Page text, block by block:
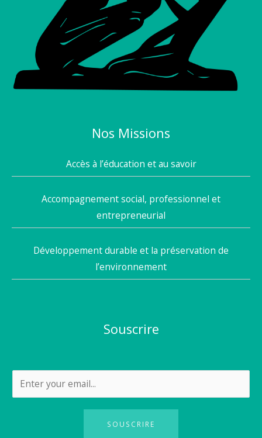
Nos Missions
Accès à l’éducation et au savoir
Accompagnement social, professionnel et
entrepreneurial
Développement durable et la préservation de
l’environnement
Souscrire
SOUSCRIRE